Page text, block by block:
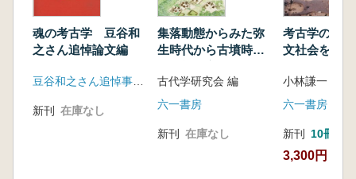
器時代・縄文時代草創期の交易・交流-常総地
域を中心として-(旧石器部会:石川太郎)
14:30 講演会・部会発表に関する質疑応答、
15:30 閉会
魂の考古学 豆谷和
之さん追悼論文編
豆谷和之さん追悼事業会
新刊 在庫なし
集落動態からみた弥
生時代から古墳時代
古代学研究会 編
六一書房
新刊 在庫なし
考古学の地
文社会を集
六一書房
新刊 10冊以上
3,300円